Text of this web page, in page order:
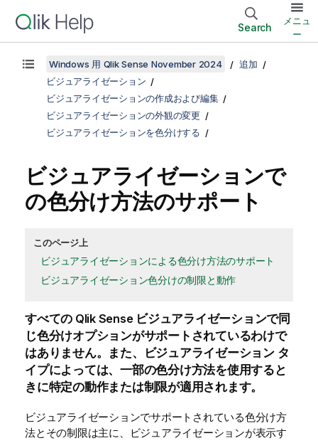
Search
メニュ
ー
Windows 用 Qlik Sense November 2024
追加
ビジュアライゼーション
ビジュアライゼーションの作成および編集
ビジュアライゼーションの外観の変更
ビジュアライゼーションを色分けする
ビジュアライゼーションで
の色分け方法のサポート
このページ上
ビジュアライゼーションによる色分け方法のサポート
ビジュアライゼーション色分けの制限と動作
すべての Qlik Senseビジュアライゼーションで同
じ色分けオプションがサポートされているわけで
はありません。また、ビジュアライゼーション タ
イプによっては、一部の色分け方法を使用すると
きに特定の動作または制限が適用されます。
ビジュアライゼーションでサポートされている色分け方
法とその制限は主に、ビジュアライゼーションが表示す